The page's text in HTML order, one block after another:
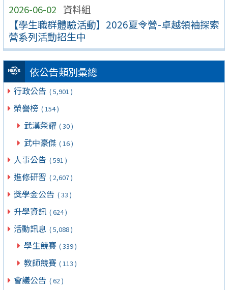
2026-06-02 資料組
【學生職群體驗活動】2026夏令營-卓越領袖探索
營系列活動招生中
依公告類別彙總
行政公告 ( 5,901 )
榮譽榜 ( 154 )
武漢榮耀 ( 30 )
武中豪傑 ( 16 )
人事公告 ( 591 )
進修研習 ( 2,607 )
獎學金公告 ( 33 )
升學資訊 ( 624 )
活動訊息 ( 5,088 )
學生競賽 ( 339 )
教師競賽 ( 113 )
會議公告 ( 62 )